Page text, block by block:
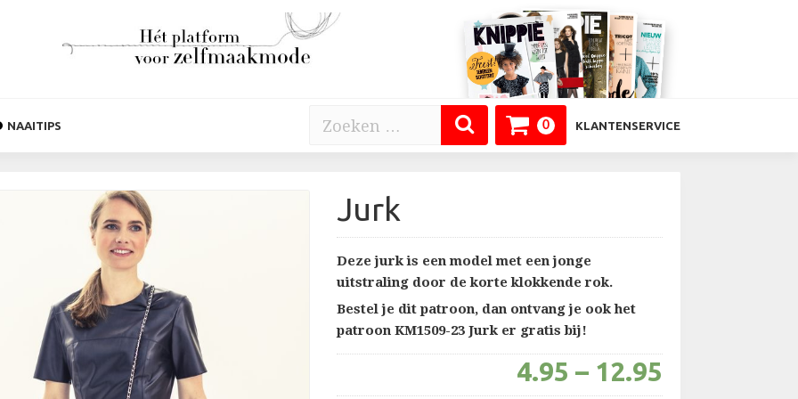
right
NAAITIPS
Zoeken
0 KLANTENSERVICE
Jurk
Deze jurk is een model met een jonge
uitstraling door de korte klokkende rok.
Bestel je dit patroon, dan ontvang je ook het
patroon KM1509-23 Jurk er gratis bij!
4.95 – 12.95